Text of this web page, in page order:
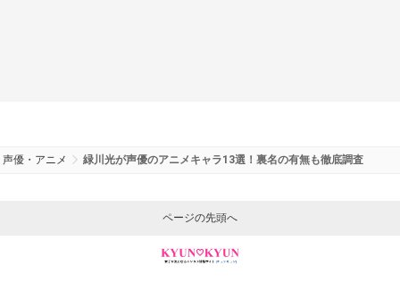
声優・アニメ 緑川光が声優のアニメキャラ13選！裏名の有無も徹底調査
ページの先頭へ